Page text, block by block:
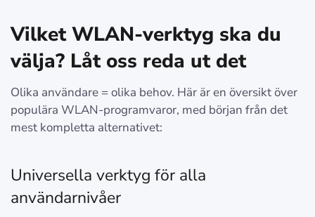
Vilket WLAN-verktyg ska du
välja? Låt oss reda ut det
Olika användare = olika behov. Här är en översikt över
populära WLAN-programvaror, med början från det
mest kompletta alternativet:
Universella verktyg för alla
användarnivåer